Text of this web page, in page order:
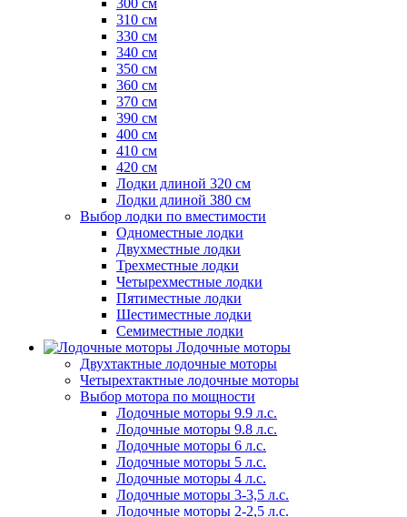
300 см
310 см
330 см
340 см
350 см
360 см
370 см
390 см
400 см
410 см
420 см
Лодки длиной 320 см
Лодки длиной 380 см
Выбор лодки по вместимости
Одноместные лодки
Двухместные лодки
Трехместные лодки
Четырехместные лодки
Пятиместные лодки
Шестиместные лодки
Семиместные лодки
Лодочные моторы
Двухтактные лодочные моторы
Четырехтактные лодочные моторы
Выбор мотора по мощности
Лодочные моторы 9.9 л.с.
Лодочные моторы 9.8 л.с.
Лодочные моторы 6 л.с.
Лодочные моторы 5 л.с.
Лодочные моторы 4 л.с.
Лодочные моторы 3-3,5 л.с.
Лодочные моторы 2-2,5 л.с.